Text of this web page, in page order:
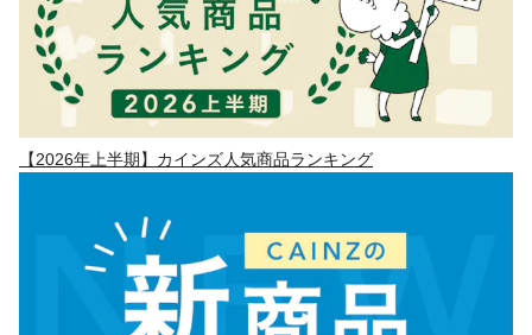
【2026年上半期】カインズ人気商品ランキング